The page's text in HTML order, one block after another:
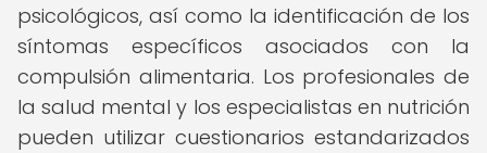
psicológicos, así como la identificación de los
síntomas específicos asociados con la
compulsión alimentaria. Los profesionales de
la salud mental y los especialistas en nutrición
pueden utilizar cuestionarios estandarizados